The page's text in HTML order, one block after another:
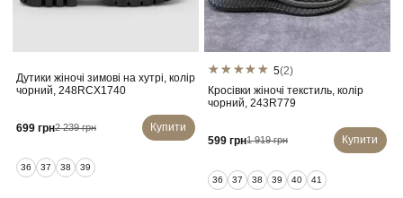
Дутики жіночі зимові на хутрі, колір
чорний, 248RCX1740
699 грн2 239 грн Купити
36 37 38 39
5(2)
Кросівки жіночі текстиль, колір
чорний, 243R779
599 грн1 919 грн Купити
36 37 38 39 40 41